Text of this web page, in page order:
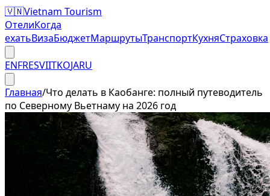
🇻🇳Vietnam Tourism
ОтелиКогда
ехатьВизаБюджетМаршрутыТранспортКухняСтраховка
ENFRESVIITKOJARU
Главная/Что делать в Каобанге: полный путеводитель
по Северному Вьетнаму на 2026 год